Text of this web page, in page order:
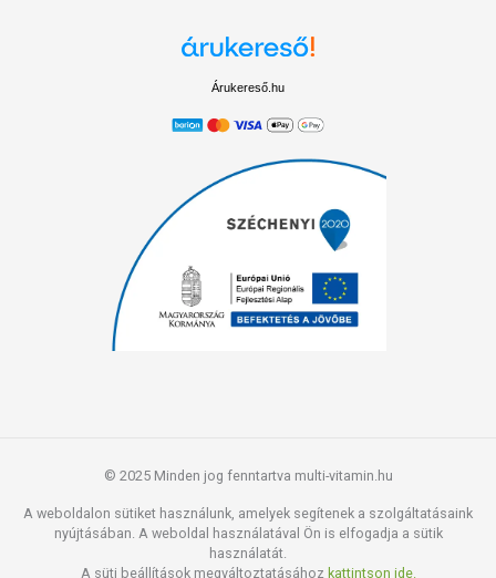
Árukereső.hu
© 2025 Minden jog fenntartva multi-vitamin.hu
A weboldalon sütiket használunk, amelyek segítenek a szolgáltatásaink
nyújtásában. A weboldal használatával Ön is elfogadja a sütik
használatát.
A süti beállítások megváltoztatásához kattintson ide.